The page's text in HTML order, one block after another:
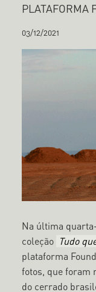
PLATAFORMA
03/12/2021
Na última
coleção Tudo
plataforma
fotos, que foram
do cerrado